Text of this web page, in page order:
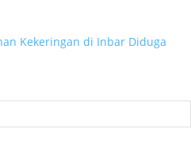
Kekeringan di Inbar Diduga